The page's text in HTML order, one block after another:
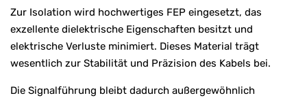
Zur Isolation wird hochwertiges FEP eingesetzt, das
exzellente dielektrische Eigenschaften besitzt und
elektrische Verluste minimiert. Dieses Material trägt
wesentlich zur Stabilität und Präzision des Kabels bei.
Die Signalführung bleibt dadurch außergewöhnlich